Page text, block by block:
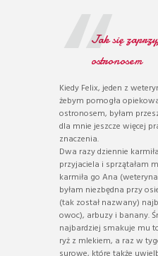
Jak się
ostronosem
Kiedy Felix, jeden z
żebym pomogła
ostronosem, byłam
dla mnie jeszcze więcej
znaczenia.
Dwa razy dziennie
przyjaciela i sprzątałam
karmiła go Ana
byłam niezbędna przy
(tak został nazwany)
owoc), arbuzy i banany.
najbardziej smakuje mu
ryż z mlekiem, a raz w